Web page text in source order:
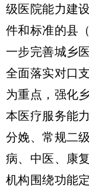
级医院能力建
件和标准的县
一步完善城乡
全面落实对口
为重点，强化
本医疗服务能
分娩、常规二
病、中医、康
机构围绕功能